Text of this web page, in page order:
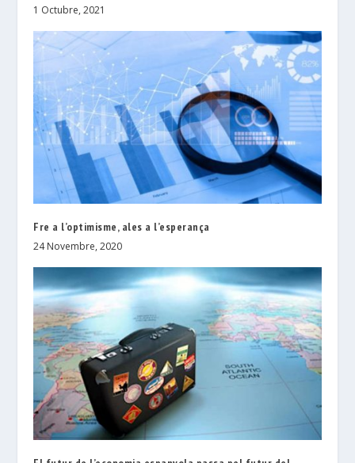
1 Octubre, 2021
Fre a l’optimisme, ales a l’esperança
24 Novembre, 2020